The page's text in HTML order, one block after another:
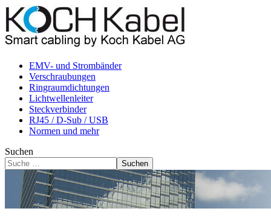
EMV- und Strombänder
Verschraubungen
Ringraumdichtungen
Lichtwellenleiter
Steckverbinder
RJ45 / D-Sub / USB
Normen und mehr
Suchen
Suchen